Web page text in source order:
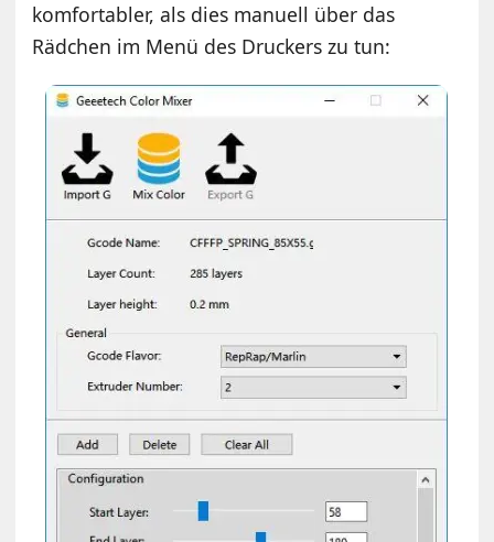
komfortabler, als dies manuell über das
Rädchen im Menü des Druckers zu tun: